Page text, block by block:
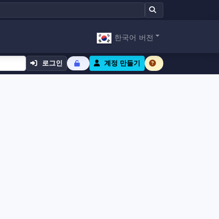
한국어 버전
로그인 계정 만들기